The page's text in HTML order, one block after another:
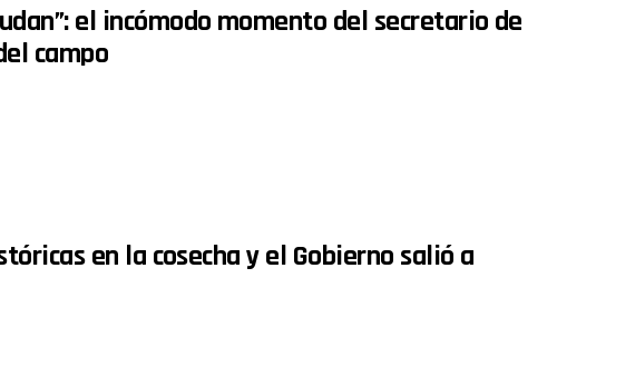
el incómodo momento del secretario de
campo
en la cosecha y el Gobierno salió a